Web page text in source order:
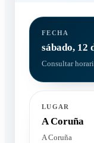
FECHA
sábado, 12
Consultar
LUGAR
A Coruña
A Coruña